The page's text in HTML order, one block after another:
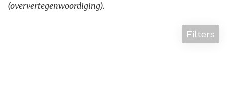
(oververtegenwoordiging).
Filters